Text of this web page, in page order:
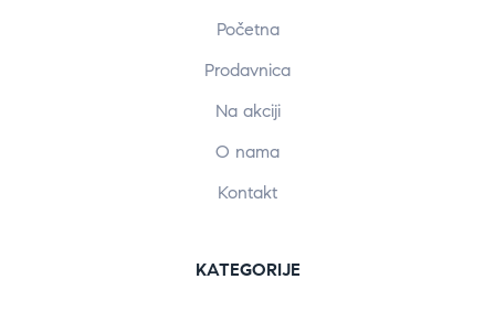
Početna
Prodavnica
Na akciji
O nama
Kontakt
KATEGORIJE